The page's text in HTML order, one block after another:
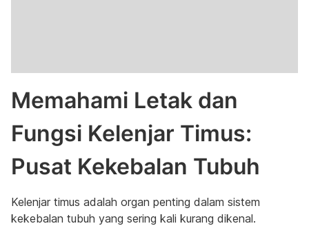
Memahami Letak dan
Fungsi Kelenjar Timus:
Pusat Kekebalan Tubuh
Kelenjar timus adalah organ penting dalam sistem
kekebalan tubuh yang sering kali kurang dikenal.